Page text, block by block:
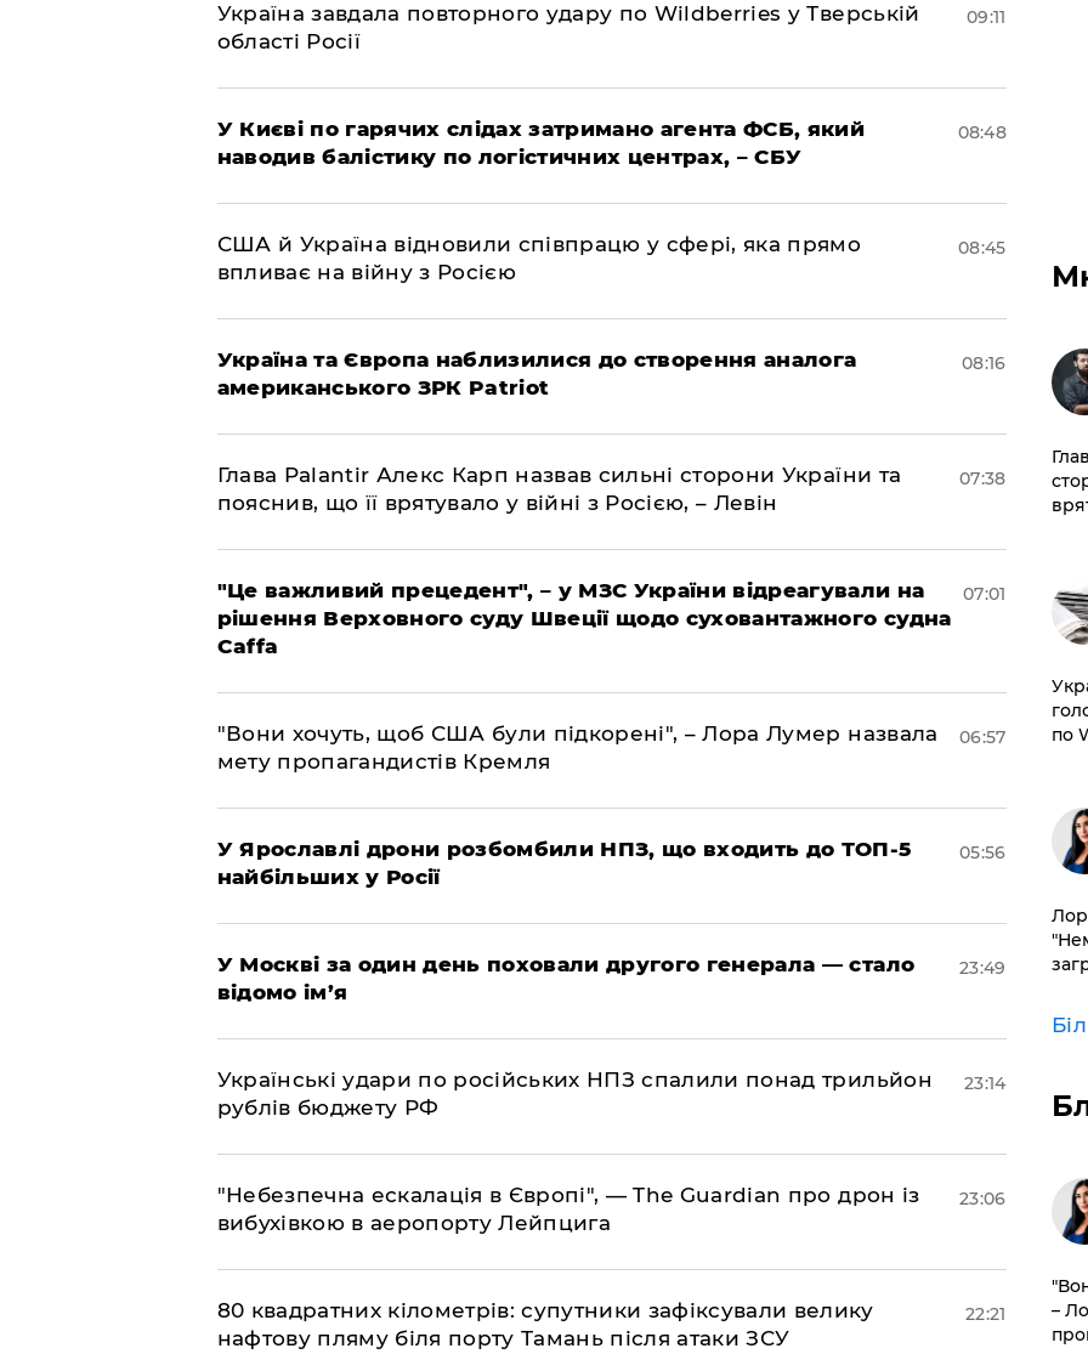
Україна завдала повторного удару по Wildberries у Тверській
області Росії
09:11
У Києві по гарячих слідах затримано агента ФСБ, який
наводив балістику по логістичних центрах, – СБУ
08:48
США й Україна відновили співпрацю у сфері, яка прямо
впливає на війну з Росією
08:45
Україна та Європа наблизилися до створення аналога
американського ЗРК Patriot
08:16
Глава Palantir Алекс Карп назвав сильні сторони України та
пояснив, що її врятувало у війні з Росією, – Левін
07:38
"Це важливий прецедент", – у МЗС України відреагували на
рішення Верховного суду Швеції щодо суховантажного судна
Caffa
07:01
"Вони хочуть, щоб США були підкорені", – Лора Лумер назвала
мету пропагандистів Кремля
06:57
У Ярославлі дрони розбомбили НПЗ, що входить до ТОП-5
найбільших у Росії
05:56
​У Москві за один день поховали другого генерала — стало
відомо ім’я
23:49
​Українські удари по російських НПЗ спалили понад трильйон
рублів бюджету РФ
23:14
​"Небезпечна ескалація в Європі", — The Guardian про дрон із
вибухівкою в аеропорту Лейпцига
23:06
​80 квадратних кілометрів: супутники зафіксували велику
нафтову пляму біля порту Тамань після атаки ЗСУ
22:21
по
–